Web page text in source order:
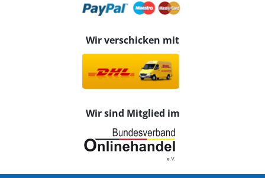
Wir verschicken mit
Wir sind Mitglied im